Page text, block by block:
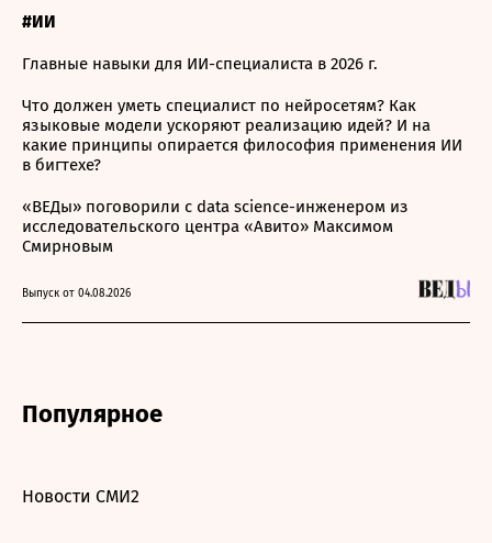
#ИИ
Главные навыки для ИИ-специалиста в 2026 г.
Что должен уметь специалист по нейросетям? Как
языковые модели ускоряют реализацию идей? И на
какие принципы опирается философия применения ИИ
в бигтехе?
«ВЕДы» поговорили с data science-инженером из
исследовательского центра «Авито» Максимом
Смирновым
Выпуск от 04.08.2026
Популярное
Новости СМИ2